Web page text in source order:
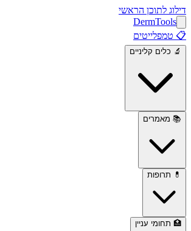
דילוג לתוכן הראשי
DermTools
📋 טמפלייטים
🔬 כלים קליניים
📚 מאמרים
💊 תרופות
🏥 תחומי עניין